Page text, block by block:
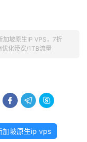
加坡原生IP VPS，7折
化带宽/1TB流量
  
加坡原生ip vps